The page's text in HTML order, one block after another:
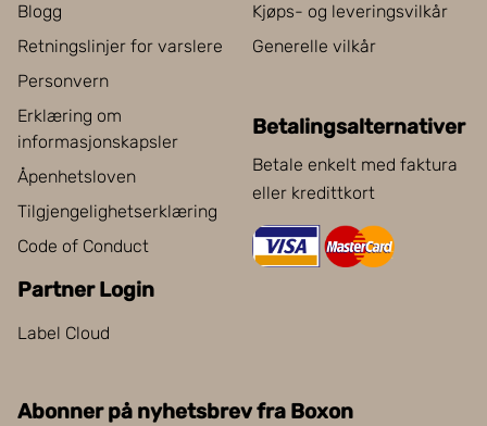
Blogg
Retningslinjer for varslere
Personvern
Erklæring om
informasjonskapsler
Åpenhetsloven
Tilgjengelighetserklæring
Code of Conduct
Partner Login
Label Cloud
Kjøps- og leveringsvilkår
Generelle vilkår
Betalingsalternativer
Betale enkelt med faktura
eller kredittkort
Abonner på nyhetsbrev fra Boxon